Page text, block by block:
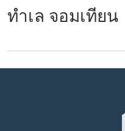
ทำเล จอมเทียน